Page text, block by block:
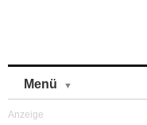
Menü